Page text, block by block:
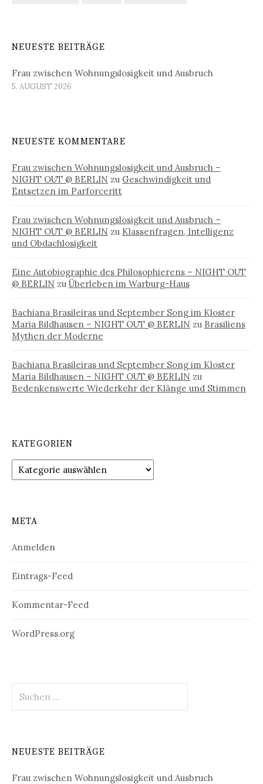
NEUESTE BEITRÄGE
Frau zwischen Wohnungslosigkeit und Ausbruch
5. AUGUST 2026
NEUESTE KOMMENTARE
Frau zwischen Wohnungslosigkeit und Ausbruch –
NIGHT OUT @ BERLIN zu Geschwindigkeit und
Entsetzen im Parforceritt
Frau zwischen Wohnungslosigkeit und Ausbruch –
NIGHT OUT @ BERLIN zu Klassenfragen, Intelligenz
und Obdachlosigkeit
Eine Autobiographie des Philosophierens – NIGHT OUT
@ BERLIN zu Überleben im Warburg-Haus
Bachiana Brasileiras und September Song im Kloster
Maria Bildhausen – NIGHT OUT @ BERLIN zu Brasiliens
Mythen der Moderne
Bachiana Brasileiras und September Song im Kloster
Maria Bildhausen – NIGHT OUT @ BERLIN zu
Bedenkenswerte Wiederkehr der Klänge und Stimmen
KATEGORIEN
Kategorien
META
Anmelden
Eintrags-Feed
Kommentar-Feed
WordPress.org
nach:
NEUESTE BEITRÄGE
Frau zwischen Wohnungslosigkeit und Ausbruch